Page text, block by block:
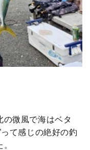
の微風で海はベタ
て感じの絶好の釣